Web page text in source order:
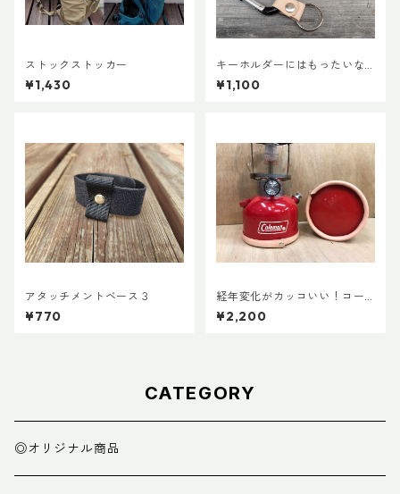
ストックストッカー
¥1,430
キーホルダーにはもったいな
いカラビナで作ったキーホル
ダー
¥1,100
アタッチメントベース３
¥770
経年変化がカッコいい！コー
ルマン・ランタン用ボトムレ
ザーカバー135mm
¥2,200
CATEGORY
◎オリジナル商品